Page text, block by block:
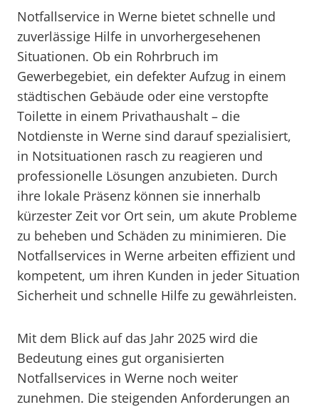
Notfallservice in Werne bietet schnelle und
zuverlässige Hilfe in unvorhergesehenen
Situationen. Ob ein Rohrbruch im
Gewerbegebiet, ein defekter Aufzug in einem
städtischen Gebäude oder eine verstopfte
Toilette in einem Privathaushalt – die
Notdienste in Werne sind darauf spezialisiert,
in Notsituationen rasch zu reagieren und
professionelle Lösungen anzubieten. Durch
ihre lokale Präsenz können sie innerhalb
kürzester Zeit vor Ort sein, um akute Probleme
zu beheben und Schäden zu minimieren. Die
Notfallservices in Werne arbeiten effizient und
kompetent, um ihren Kunden in jeder Situation
Sicherheit und schnelle Hilfe zu gewährleisten.
Mit dem Blick auf das Jahr 2025 wird die
Bedeutung eines gut organisierten
Notfallservices in Werne noch weiter
zunehmen. Die steigenden Anforderungen an